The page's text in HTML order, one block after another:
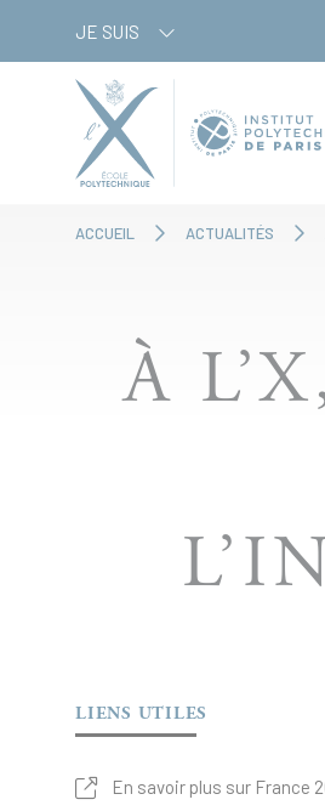
JE SUIS
ACCUEIL ACTUALITÉS
À
LIENS UTILES
En savoir plus sur France